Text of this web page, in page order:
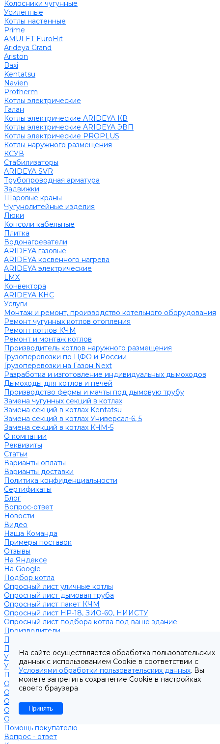
Колосники чугунные
Усиленные
Котлы настенные
Prime
AMULET EuroHit
Arideya Grand
Ariston
Baxi
Kentatsu
Navien
Protherm
Котлы электрические
Галан
Котлы электрические ARIDEYA КВ
Котлы электрические ARIDEYA ЭВП
Котлы электрические PROPLUS
Котлы наружного размещения
КСУВ
Стабилизаторы
ARIDEYA SVR
Трубопроводная арматура
Задвижки
Шаровые краны
Чугунолитейные изделия
Люки
Консоли кабельные
Плитка
Водонагреватели
ARIDEYA газовые
ARIDEYA косвенного нагрева
ARIDEYA электрические
LMX
Конвектора
ARIDEYA КНС
Услуги
Монтаж и ремонт, производство котельного оборудования
Ремонт чугунных котлов отопления
Ремонт котлов КЧМ
Ремонт и монтаж котлов
Производитель котлов наружного размещения
Грузоперевозки по ЦФО и России
Грузоперевозки на Газон Next
Разработка и изготовление индивидуальных дымоходов
Дымоходы для котлов и печей
Производство фермы и мачты под дымовую трубу
Замена чугунных секций в котлах
Замена секций в котлах Kentatsu
Замена секций в котлах Универсал-6, 5
Замена секций в котлах КЧМ-5
О компании
Реквизиты
Статьи
Варианты оплаты
Варианты доставки
Политика конфиденциальности
Сертификаты
Блог
Вопрос-ответ
Новости
Видео
Наша Команда
Примеры поставок
Отзывы
На Яндексе
На Google
Подбор котла
Опросный лист уличные котлы
Опросный лист дымовая труба
Опросный лист пакет КЧМ
Опросный лист НР-18, ЗИО-60, НИИСТУ
Опросный лист подбора котла под ваше здание
Производители
Помощь
Покупки
Условия оплаты
Условия доставки
Подобрать котёл
Опросный лист уличные котлы
Опросный лист дымовая труба
Опросный лист пакет КЧМ
Опросный лист НР-18, ЗИО-60, НИИСТУ
Опросный лист подбора котла под ваше здание
Помощь покупателю
Вопрос - ответ
На сайте осуществляется обработка пользовательских
данных с использованием Cookie в соответствии с
Условиями обработки пользовательских данных. Вы
можете запретить сохранение Cookie в настройках
своего браузера
Принять